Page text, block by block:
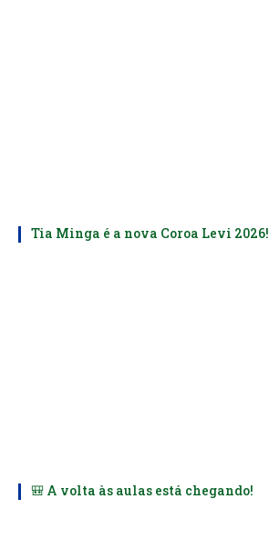
Tia Minga é a nova Coroa Levi 2026!
🎒 A volta às aulas está chegando!